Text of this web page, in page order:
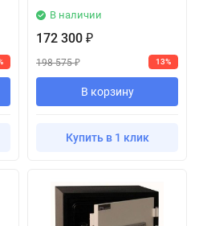
В наличии
172 300 ₽
198 575₽ 13%
В корзину
Купить в 1 клик